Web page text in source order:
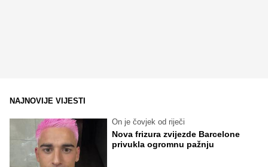
NAJNOVIJE VIJESTI
On je čovjek od riječi
Nova frizura zvijezde Barcelone
privukla ogromnu pažnju